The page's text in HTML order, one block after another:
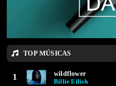
TOP MÚSICAS
1 wildflower
Billie Eilish